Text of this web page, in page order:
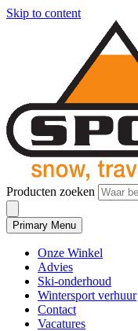
Skip to content
Producten zoeken
Primary Menu
Onze Winkel
Advies
Ski-onderhoud
Wintersport verhuur
Contact
Vacatures